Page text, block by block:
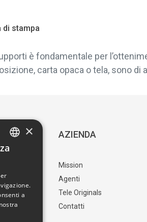
di stampa
è fondamentale per
carta opaca o tela, sono di
AZIENDA
Mission
Agenti
Tele Originals
Contatti
×
a